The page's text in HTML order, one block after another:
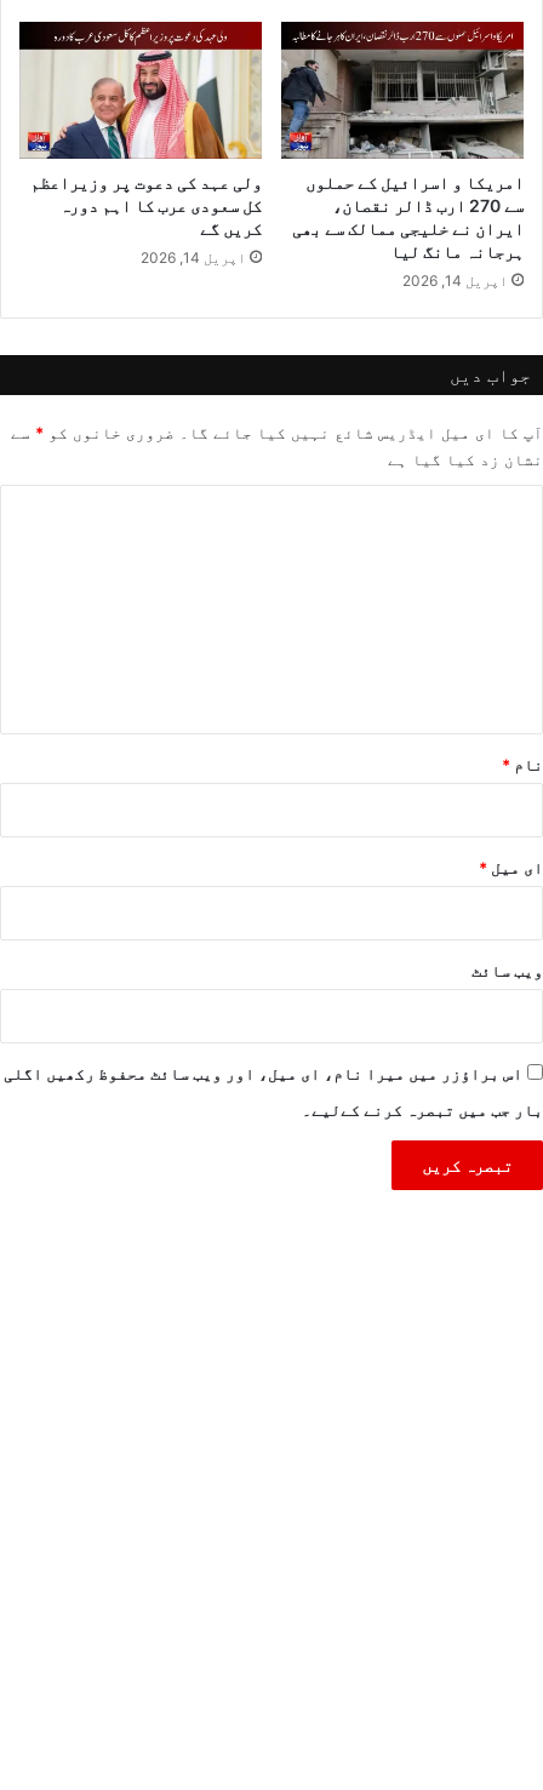
امریکا و اسرائیل کے حملوں
سے 270 ارب ڈالر نقصان،
ایران نے خلیجی ممالک سے بھی
ہرجانہ مانگ لیا
اپریل 14, 2026
ولی عہد کی دعوت پر وزیراعظم
کل سعودی عرب کا اہم دورہ
کریں گے
اپریل 14, 2026
جواب دیں
آپ کا ای میل ایڈریس شائع نہیں کیا جائے گا۔ ضروری خانوں کو * سے
نشان زد کیا گیا ہے
نام *
ای میل *
ویب‌ سائٹ
اس براؤزر میں میرا نام، ای میل، اور ویب سائٹ محفوظ رکھیں اگلی
بار جب میں تبصرہ کرنے کےلیے۔